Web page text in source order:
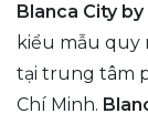
Blanca City
kiểu mẫu quy
tại trung tâm
Chí Minh.